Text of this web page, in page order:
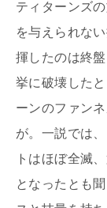
ティターンズ
を与えられな
揮したのは終
挙に破壊した
ーンのファン
が。一説では
トはほぼ全滅
となったとも